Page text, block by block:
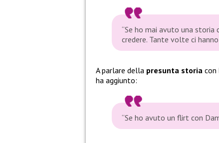
“Se ho mai avuto una storia
credere. Tante volte ci
A parlare della presunta storia con
ha aggiunto:
“Se ho avuto un flirt con